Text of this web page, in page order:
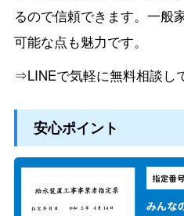
るので信頼できます。一般
可能な点も魅力です。
⇒LINEで気軽に無料相談し
安心ポイント